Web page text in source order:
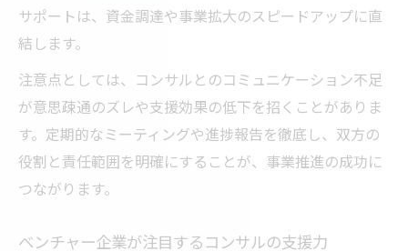
サポートは、資金調達や事業拡大のスピードアップに直
結します。
注意点としては、コンサルとのコミュニケーション不足
が意思疎通のズレや支援効果の低下を招くことがありま
す。定期的なミーティングや進捗報告を徹底し、双方の
役割と責任範囲を明確にすることが、事業推進の成功に
つながります。
ベンチャー企業が注目するコンサルの支援力